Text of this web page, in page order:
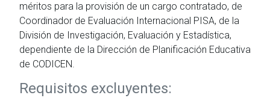
méritos para la provisión de un cargo contratado, de
Coordinador de Evaluación Internacional PISA, de la
División de Investigación, Evaluación y Estadística,
dependiente de la Dirección de Planificación Educativa
de CODICEN.
Requisitos excluyentes: